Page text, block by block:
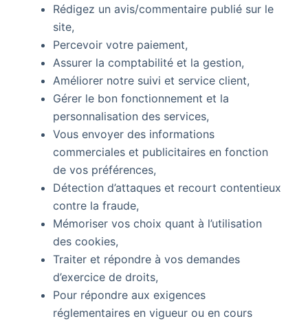
Rédigez un avis/commentaire publié sur le
site,
Percevoir votre paiement,
Assurer la comptabilité et la gestion,
Améliorer notre suivi et service client,
Gérer le bon fonctionnement et la
personnalisation des services,
Vous envoyer des informations
commerciales et publicitaires en fonction
de vos préférences,
Détection d’attaques et recourt contentieux
contre la fraude,
Mémoriser vos choix quant à l’utilisation
des cookies,
Traiter et répondre à vos demandes
d’exercice de droits,
Pour répondre aux exigences
réglementaires en vigueur ou en cours